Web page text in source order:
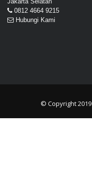
0812 4664 9215
Hubungi Kami
© Copyright 2019